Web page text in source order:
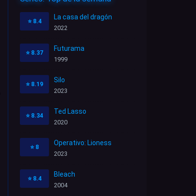
⭐ 8.4
La casa del dragón
2022
⭐ 8.37
Futurama
1999
⭐ 8.19
Silo
2023
⭐ 8.34
Ted Lasso
2020
⭐ 8
Operativo: Lioness
2023
⭐ 8.4
Bleach
2004